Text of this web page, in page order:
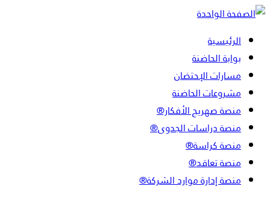
الرئيسية
بوابة الحاضنة
مسارات الإحتضان
مشروعات الحاضنة
منصة صهريج الأفكار®
منصة دراسات الجدوى®
منصة كراسة®
منصة تعاقد®
منصة إدارة موارد الشركة®